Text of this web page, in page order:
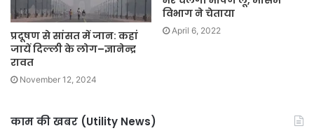
प्रदूषण से सांसत में जान: कहां
जायें दिल्ली के लोग–ज्ञानेन्द्र
रावत
November 12, 2024
विभाग ने चेताया
April 6, 2022
काम की खबर (Utility News)